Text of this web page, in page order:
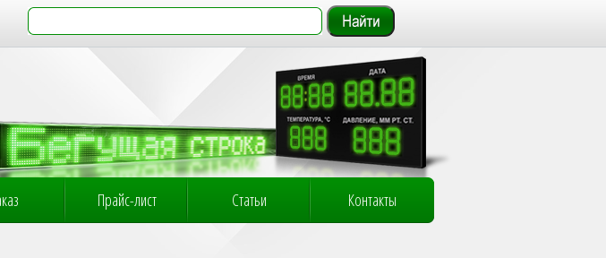
Прайс-лист Статьи Контакты